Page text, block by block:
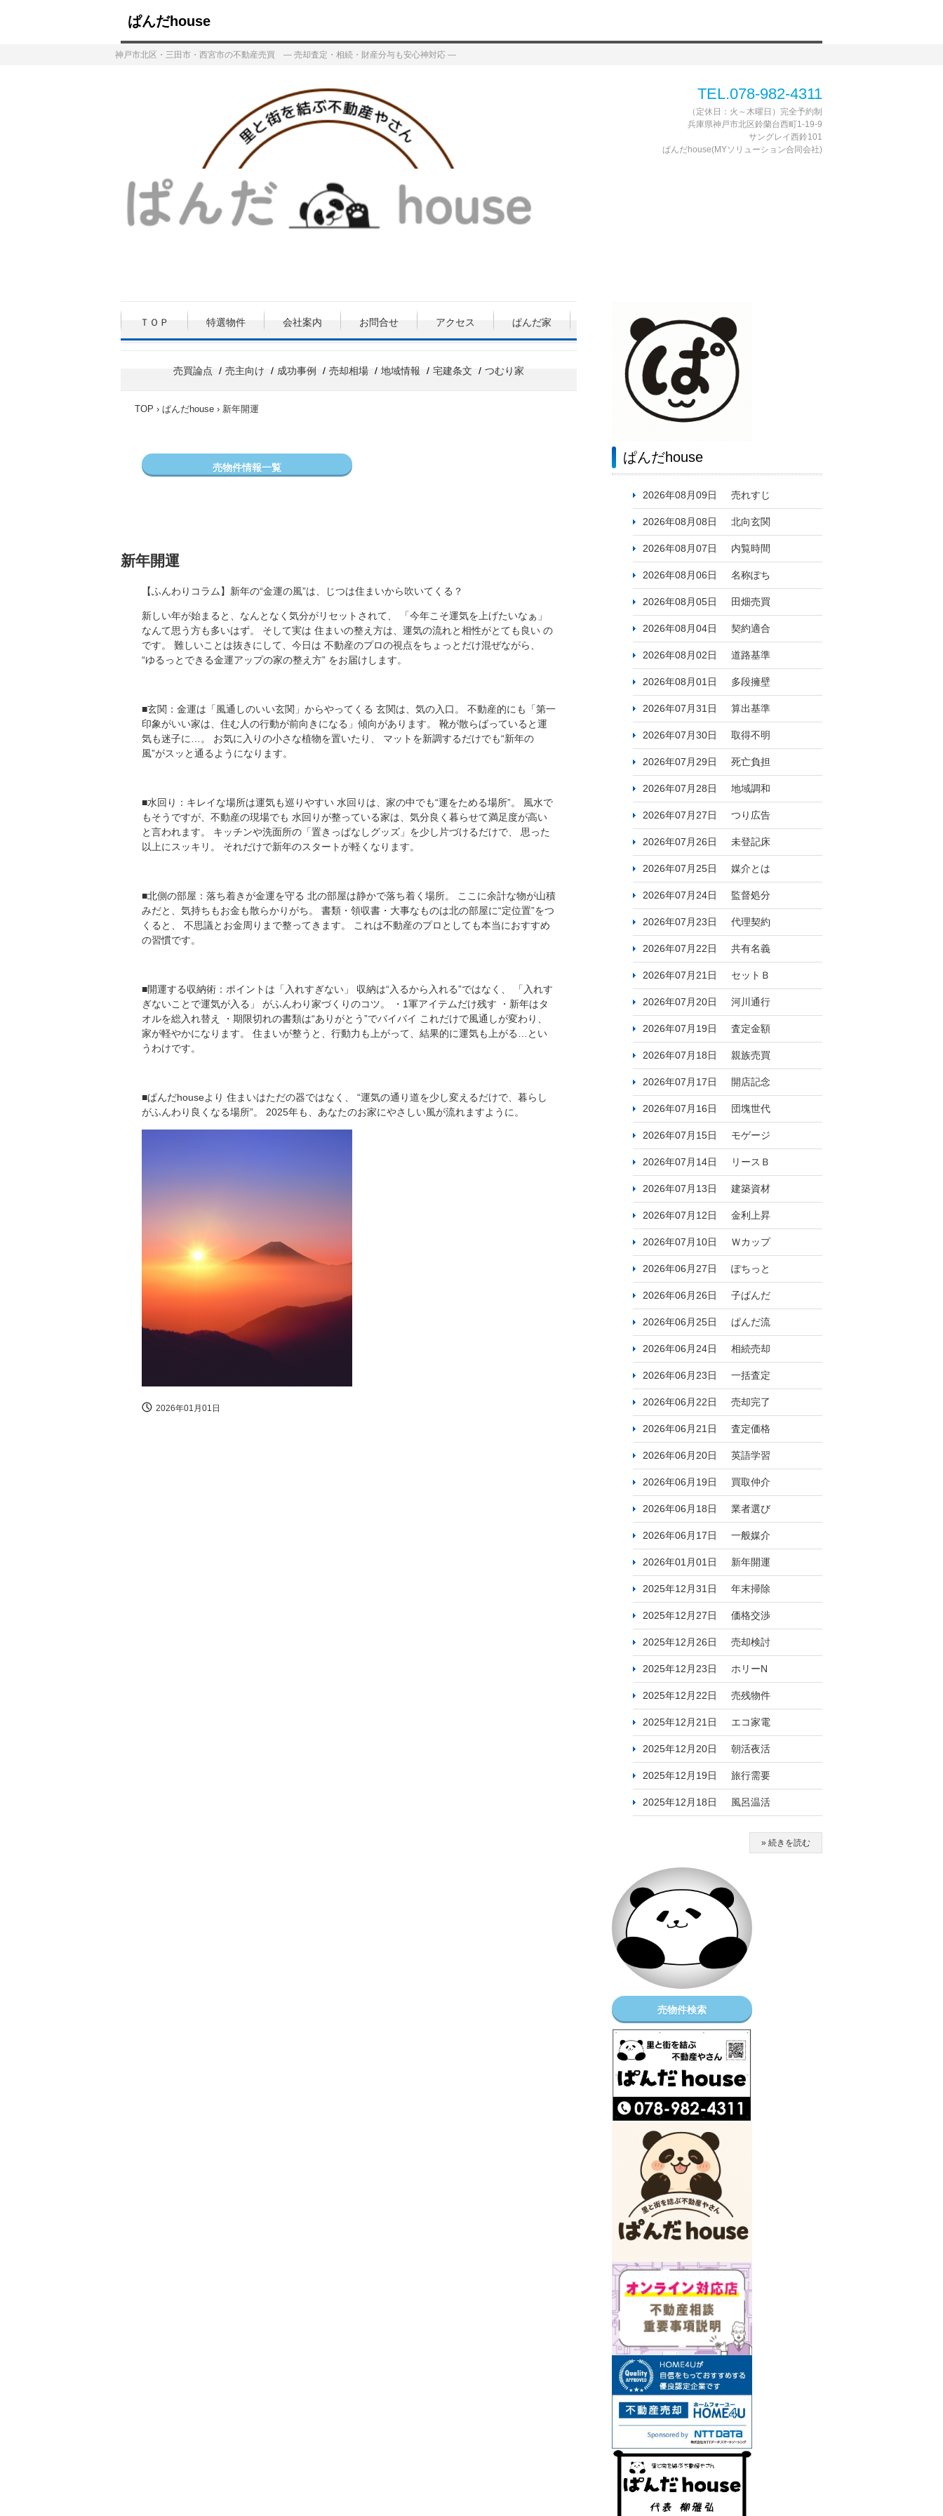
ぱんだhouse
神戸市北区・三田市・西宮市の不動産売買 ― 売却査定・相続・財産分与も安心神対応 ―
TEL.078-982-4311
（定休日：火～木曜日）完全予約制
兵庫県神戸市北区鈴蘭台西町1-19-9
サングレイ西鈴101
ぱんだhouse(MYソリューション合同会社)
ＴＯＰ 特選物件 会社案内 お問合せ アクセス ぱんだ家
売買論点 売主向け 成功事例 売却相場 地域情報 宅建条文 つむり家
TOP › ぱんだhouse › 新年開運
売物件情報一覧
新年開運
【ふんわりコラム】新年の“金運の風”は、じつは住まいから吹いてくる？
新しい年が始まると、なんとなく気分がリセットされて、 「今年こそ運気を上げたいなぁ」
なんて思う方も多いはず。 そして実は 住まいの整え方は、運気の流れと相性がとても良い の
です。 難しいことは抜きにして、今日は 不動産のプロの視点をちょっとだけ混ぜながら、
“ゆるっとできる金運アップの家の整え方” をお届けします。
■玄関：金運は「風通しのいい玄関」からやってくる 玄関は、気の入口。 不動産的にも「第一
印象がいい家は、住む人の行動が前向きになる」傾向があります。 靴が散らばっていると運
気も迷子に…。 お気に入りの小さな植物を置いたり、 マットを新調するだけでも“新年の
風”がスッと通るようになります。
■水回り：キレイな場所は運気も巡りやすい 水回りは、家の中でも“運をためる場所”。 風水で
もそうですが、不動産の現場でも 水回りが整っている家は、気分良く暮らせて満足度が高い
と言われます。 キッチンや洗面所の「置きっぱなしグッズ」を少し片づけるだけで、 思った
以上にスッキリ。 それだけで新年のスタートが軽くなります。
■北側の部屋：落ち着きが金運を守る 北の部屋は静かで落ち着く場所。 ここに余計な物が山積
みだと、気持ちもお金も散らかりがち。 書類・領収書・大事なものは北の部屋に“定位置”をつ
くると、 不思議とお金周りまで整ってきます。 これは不動産のプロとしても本当におすすめ
の習慣です。
■開運する収納術：ポイントは「入れすぎない」 収納は“入るから入れる”ではなく、 「入れす
ぎないことで運気が入る」 がふんわり家づくりのコツ。 ・1軍アイテムだけ残す ・新年はタ
オルを総入れ替え ・期限切れの書類は“ありがとう”でバイバイ これだけで風通しが変わり、
家が軽やかになります。 住まいが整うと、行動力も上がって、結果的に運気も上がる…とい
うわけです。
■ぱんだhouseより 住まいはただの器ではなく、 “運気の通り道を少し変えるだけで、暮らし
がふんわり良くなる場所”。 2025年も、あなたのお家にやさしい風が流れますように。
2026年01月01日
ぱんだhouse
2026年08月09日 売れすじ
2026年08月08日 北向玄関
2026年08月07日 内覧時間
2026年08月06日 名称ぽち
2026年08月05日 田畑売買
2026年08月04日 契約適合
2026年08月02日 道路基準
2026年08月01日 多段擁壁
2026年07月31日 算出基準
2026年07月30日 取得不明
2026年07月29日 死亡負担
2026年07月28日 地域調和
2026年07月27日 つり広告
2026年07月26日 未登記床
2026年07月25日 媒介とは
2026年07月24日 監督処分
2026年07月23日 代理契約
2026年07月22日 共有名義
2026年07月21日 セットＢ
2026年07月20日 河川通行
2026年07月19日 査定金額
2026年07月18日 親族売買
2026年07月17日 開店記念
2026年07月16日 団塊世代
2026年07月15日 モゲージ
2026年07月14日 リースＢ
2026年07月13日 建築資材
2026年07月12日 金利上昇
2026年07月10日 Ｗカップ
2026年06月27日 ぽちっと
2026年06月26日 子ぱんだ
2026年06月25日 ぱんだ流
2026年06月24日 相続売却
2026年06月23日 一括査定
2026年06月22日 売却完了
2026年06月21日 査定価格
2026年06月20日 英語学習
2026年06月19日 買取仲介
2026年06月18日 業者選び
2026年06月17日 一般媒介
2026年01月01日 新年開運
2025年12月31日 年末掃除
2025年12月27日 価格交渉
2025年12月26日 売却検討
2025年12月23日 ホリーN
2025年12月22日 売残物件
2025年12月21日 エコ家電
2025年12月20日 朝活夜活
2025年12月19日 旅行需要
2025年12月18日 風呂温活
» 続きを読む
売物件検索